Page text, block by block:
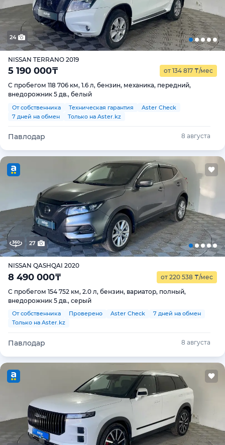
24
NISSAN TERRANO 2019
5 190 000₸ от 134 817 ₸/мес
С пробегом 118 706 км, 1.6 л, бензин, механика, передний,
внедорожник 5 дв., белый
От собственника Техническая гарантия
Aster Check
7 дней на обмен
Только на Aster.kz
Павлодар 8 августа
27
NISSAN QASHQAI 2020
8 490 000₸ от 220 538 ₸/мес
С пробегом 154 752 км, 2.0 л, бензин, вариатор, полный,
внедорожник 5 дв., серый
От собственника Проверено Aster Check
7 дней на обмен
Только на Aster.kz
Павлодар 8 августа